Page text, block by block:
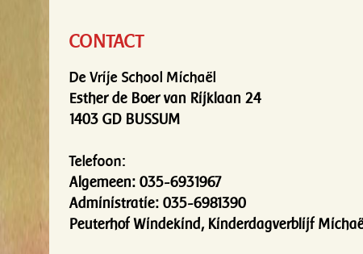
CONTACT
De Vrije School Michaël
Esther de Boer van Rijklaan 24
1403 GD BUSSUM
Telefoon:
Algemeen: 035-6931967
Administratie: 035-6981390
Peuterhof Windekind, Kinderdagverblijf